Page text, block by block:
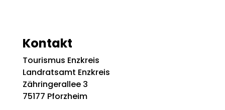
Kontakt
Tourismus Enzkreis
Landratsamt Enzkreis
Zähringerallee 3
75177 Pforzheim